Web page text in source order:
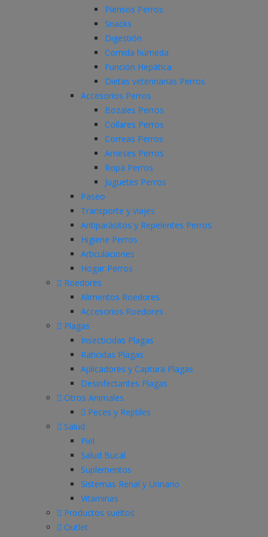
Piensos Perros
Snacks
Digestión
Comida húmeda
Función Hepática
Dietas veterinarias Perros
Accesorios Perros
Bozales Perros
Collares Perros
Correas Perros
Arneses Perros
Ropa Perros
Juguetes Perros
Paseo
Transporte y viajes
Antiparásitos y Repelentes Perros
Higiene Perros
Articulaciones
Hogar Perros
Roedores
Alimentos Roedores
Accesorios Roedores
Plagas
Insecticidas Plagas
Raticidas Plagas
Aplicadores y Captura Plagas
Desinfectantes Plagas
Otros Animales
Peces y Reptiles
Salud
Piel
Salud Bucal
Suplementos
Sistemas Renal y Urinario
Vitaminas
Productos sueltos
Outlet